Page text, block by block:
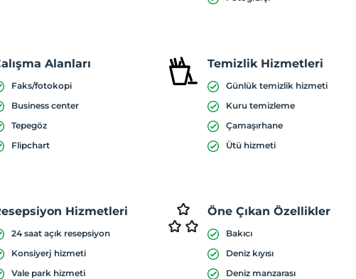
Alanları
Faks/fotokopi
Business center
Tepegöz
Flipchart
Temizlik Hizmetleri
Günlük temizlik hizmeti
Kuru temizleme
Çamaşırhane
Ütü hizmeti
Hizmetleri
24 saat açık resepsiyon
Konsiyerj hizmeti
Vale park hizmeti
Öne Çıkan Özellikler
Bakıcı
Deniz kıyısı
Deniz manzarası